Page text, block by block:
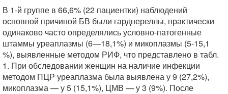
В 1-й группе в 66,6% (22 пациентки) наблюдений
основной причиной БВ были гарднереллы, практически
одинаково часто определялись условно-патогенные
штаммы уреаплазмы (6—18,1%) и микоплазмы (5-15,1
%), выявленные методом РИФ, что представлено в табл.
1. При обследовании женщин на наличие инфекции
методом ПЦР уреаплазма была выявлена у 9 (27,2%),
микоплазма — у 5 (15,1%), ЦМВ — у 3 (9%). После